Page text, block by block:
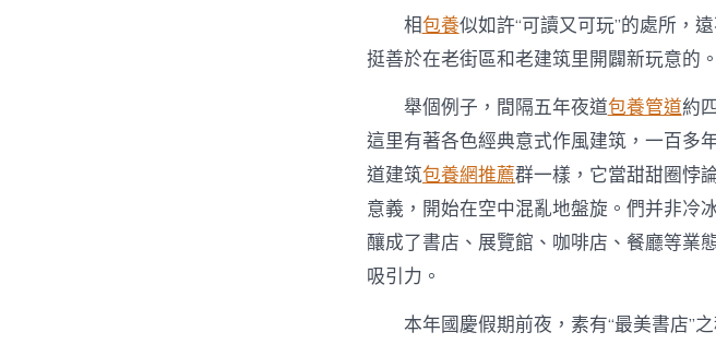
相包養似如許“可讀又可玩”的處所，
挺善於在老街區和老建筑里開闢新玩意的。
舉個例子，間隔五年夜道包養管道約
這里有著各色經典意式作風建筑，一百多
道建筑包養網推薦群一樣，它當甜甜圈悖
意義，開始在空中混亂地盤旋。們并非冷
釀成了書店、展覽館、咖啡店、餐廳等業
吸引力。
本年國慶假期前夜，素有“最美書店”